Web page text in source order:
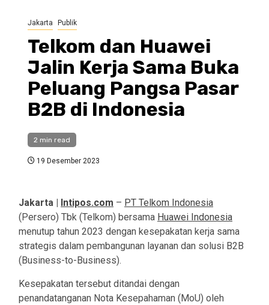
Jakarta Publik
Telkom dan Huawei
Jalin Kerja Sama Buka
Peluang Pangsa Pasar
B2B di Indonesia
2 min read
19 Desember 2023
Jakarta | Intipos.com – PT Telkom Indonesia
(Persero) Tbk (Telkom) bersama Huawei Indonesia
menutup tahun 2023 dengan kesepakatan kerja sama
strategis dalam pembangunan layanan dan solusi B2B
(Business-to-Business).
Kesepakatan tersebut ditandai dengan
penandatanganan Nota Kesepahaman (MoU) oleh